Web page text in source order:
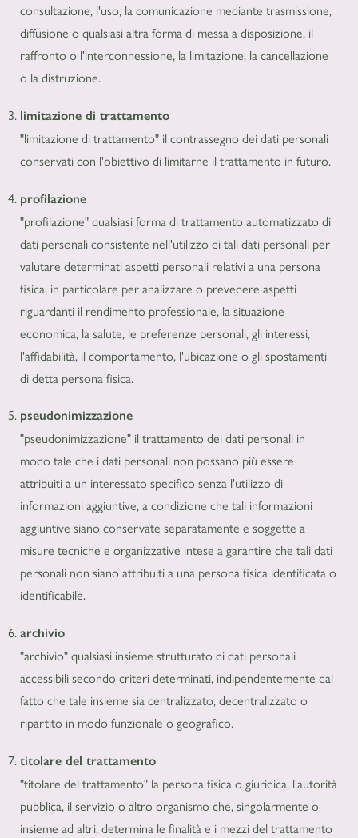
consultazione, l'uso, la comunicazione mediante trasmissione,
diffusione o qualsiasi altra forma di messa a disposizione, il
raffronto o l'interconnessione, la limitazione, la cancellazione
o la distruzione.
limitazione di trattamento
"limitazione di trattamento" il contrassegno dei dati personali
conservati con l'obiettivo di limitarne il trattamento in futuro.
profilazione
"profilazione" qualsiasi forma di trattamento automatizzato di
dati personali consistente nell'utilizzo di tali dati personali per
valutare determinati aspetti personali relativi a una persona
fisica, in particolare per analizzare o prevedere aspetti
riguardanti il rendimento professionale, la situazione
economica, la salute, le preferenze personali, gli interessi,
l'affidabilità, il comportamento, l'ubicazione o gli spostamenti
di detta persona fisica.
pseudonimizzazione
"pseudonimizzazione" il trattamento dei dati personali in
modo tale che i dati personali non possano più essere
attribuiti a un interessato specifico senza l'utilizzo di
informazioni aggiuntive, a condizione che tali informazioni
aggiuntive siano conservate separatamente e soggette a
misure tecniche e organizzative intese a garantire che tali dati
personali non siano attribuiti a una persona fisica identificata o
identificabile.
archivio
"archivio" qualsiasi insieme strutturato di dati personali
accessibili secondo criteri determinati, indipendentemente dal
fatto che tale insieme sia centralizzato, decentralizzato o
ripartito in modo funzionale o geografico.
titolare del trattamento
"titolare del trattamento" la persona fisica o giuridica, l'autorità
pubblica, il servizio o altro organismo che, singolarmente o
insieme ad altri, determina le finalità e i mezzi del trattamento